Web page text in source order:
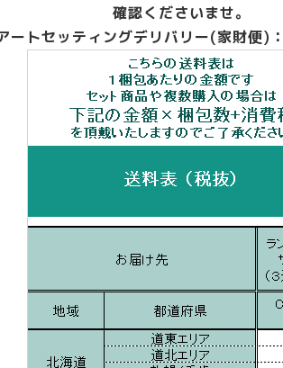
ビ
ネ
ッ
ト
オ
カ
ム
レ
ト
産
中
古
確認くださいませ。
ートセッティングデリバリー(家財便)